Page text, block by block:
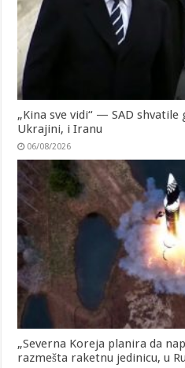
„Kina sve vidi“ — SAD shvatile
Ukrajini, i Iranu
06/08/2026
„Severna Koreja planira da
razmešta raketnu jedinicu, u